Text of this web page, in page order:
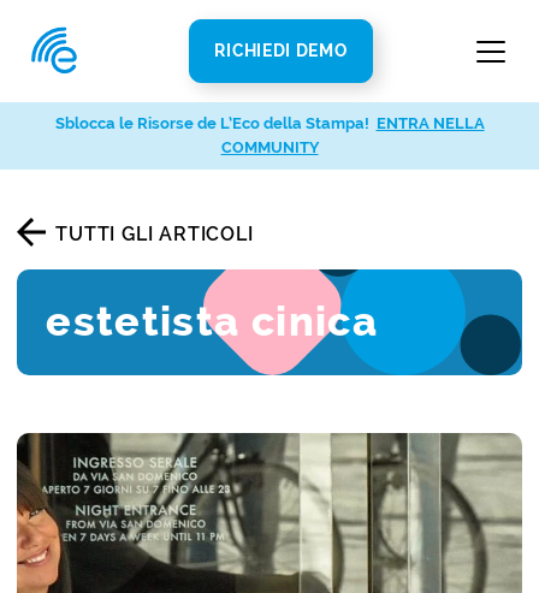
RICHIEDI DEMO
TUTTI GLI ARTICOLI
estetista cinica
Sblocca le Risorse de L’Eco della Stampa! ENTRA NELLA
COMMUNITY